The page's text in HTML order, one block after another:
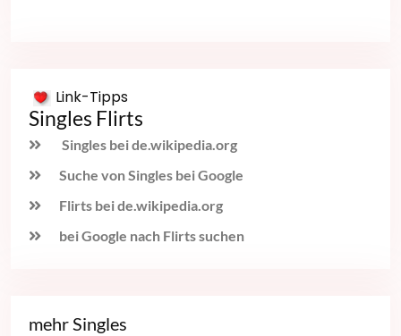
Link-Tipps
Singles Flirts
Singles bei de.wikipedia.org
Suche von Singles bei Google
Flirts bei de.wikipedia.org
bei Google nach Flirts suchen
mehr Singles